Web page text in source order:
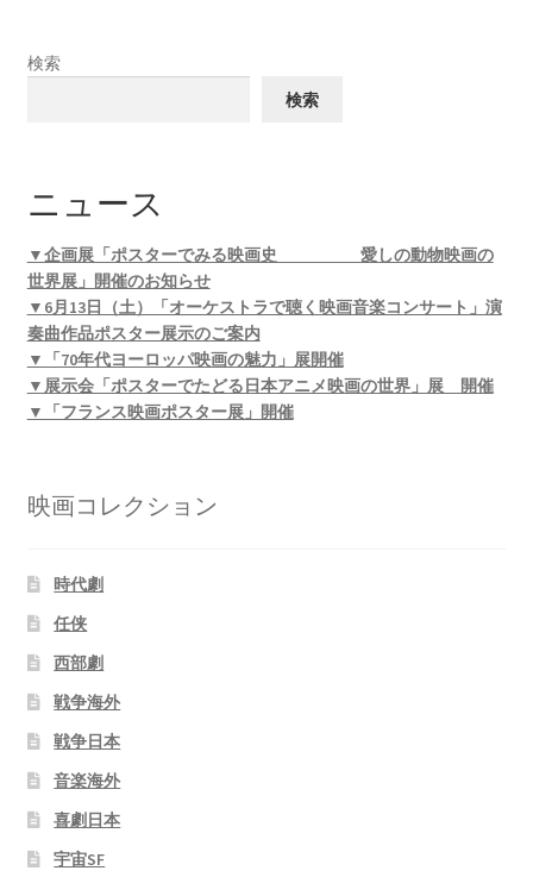
検索
検索
ニュース
▼企画展「ポスターでみる映画史 愛しの動物映画の
世界展」開催のお知らせ
▼6月13日（土）「オーケストラで聴く映画音楽コンサート」演
奏曲作品ポスター展示のご案内
▼「70年代ヨーロッパ映画の魅力」展開催
▼展示会「ポスターでたどる日本アニメ映画の世界」展 開催
▼「フランス映画ポスター展」開催
映画コレクション
時代劇
任侠
西部劇
戦争海外
戦争日本
音楽海外
喜劇日本
宇宙SF